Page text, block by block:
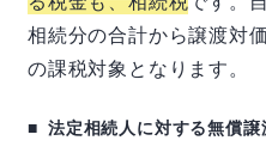
相続分の合計から譲渡対
の課税対象となります。
法定相続人に対する無償譲